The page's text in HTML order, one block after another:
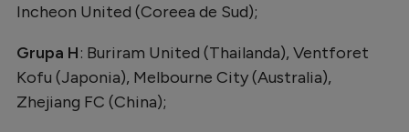
Incheon United (Coreea de Sud);
Grupa H: Buriram United (Thailanda), Ventforet
Kofu (Japonia), Melbourne City (Australia),
Zhejiang FC (China);